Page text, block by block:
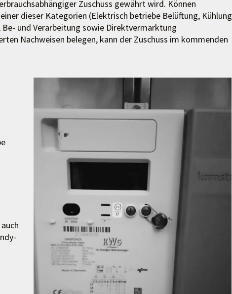
Zuschuss gewährt wird. Können
dieser Kategorien (Elektrisch betriebe Belüftung, Kühlung
und Verarbeitung sowie Direktvermarktung
Nachweisen belegen, kann der Zuschuss im kommenden